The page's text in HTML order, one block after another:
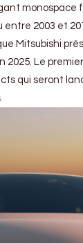
monospace
entre 2003 et
Mitsubishi
2025. Le
qui seront
.